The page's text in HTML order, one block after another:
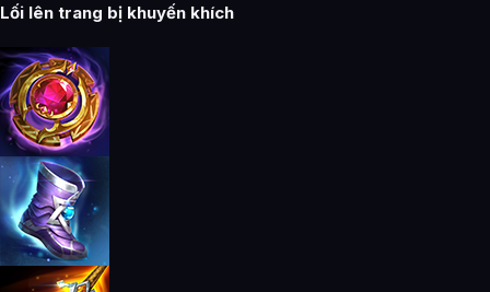
Lối lên trang bị khuyến khích